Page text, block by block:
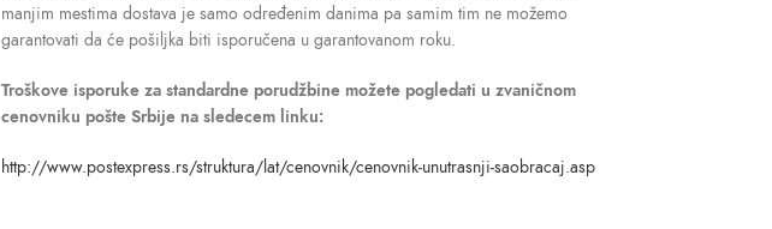
manjim mestima dostava je samo određenim danima pa samim tim ne možemo
garantovati da će pošiljka biti isporučena u garantovanom roku.
Troškove isporuke za standardne porudžbine možete pogledati u zvaničnom
cenovniku pošte Srbije na sledecem linku:
http://www.postexpress.rs/struktura/lat/cenovnik/cenovnik-unutrasnji-saobracaj.asp